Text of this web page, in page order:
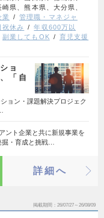
県、熊本県、大分県、
業
管理職・マネジャ
祝休み
年収600万以
副業してもOK
育児支援
ョ
「自
ョン・課題解決プロジェク
ント企業と共に新規事業を
・育成と挑戦…
詳細へ
掲載期間 26/07/27～26/08/09